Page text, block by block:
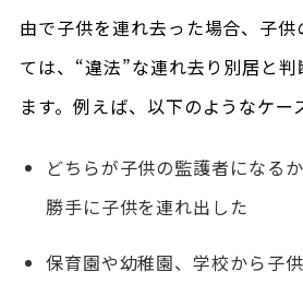
由で子供を連れ去った場合、子
ては、“違法”な連れ去り別居と
ます。例えば、以下のようなケー
どちらが子供の監護者になる
勝手に子供を連れ出した
保育園や幼稚園、学校から子